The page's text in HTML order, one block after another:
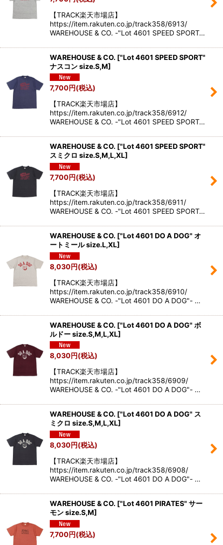
【TRACK楽天市場店】
https://item.rakuten.co.jp/track358/6913/
WAREHOUSE & CO. -"Lot 4601 SPEED SPORT…
WAREHOUSE & CO. ["Lot 4601 SPEED SPORT"
ナスコン size.S,M]
7,700円(税込)
【TRACK楽天市場店】
https://item.rakuten.co.jp/track358/6912/
WAREHOUSE & CO. -"Lot 4601 SPEED SPORT…
WAREHOUSE & CO. ["Lot 4601 SPEED SPORT"
スミクロ size.S,M,L,XL]
7,700円(税込)
【TRACK楽天市場店】
https://item.rakuten.co.jp/track358/6911/
WAREHOUSE & CO. -"Lot 4601 SPEED SPORT…
WAREHOUSE & CO. ["Lot 4601 DO A DOG" オ
ートミール size.L,XL]
8,030円(税込)
【TRACK楽天市場店】
https://item.rakuten.co.jp/track358/6910/
WAREHOUSE & CO. -"Lot 4601 DO A DOG"- …
WAREHOUSE & CO. ["Lot 4601 DO A DOG" ボ
ルドー size.S,M,L,XL]
8,030円(税込)
【TRACK楽天市場店】
https://item.rakuten.co.jp/track358/6909/
WAREHOUSE & CO. -"Lot 4601 DO A DOG"- …
WAREHOUSE & CO. ["Lot 4601 DO A DOG" ス
ミクロ size.S,M,L,XL]
8,030円(税込)
【TRACK楽天市場店】
https://item.rakuten.co.jp/track358/6908/
WAREHOUSE & CO. -"Lot 4601 DO A DOG"- …
WAREHOUSE & CO. ["Lot 4601 PIRATES" サー
モン size.S,M]
7,700円(税込)